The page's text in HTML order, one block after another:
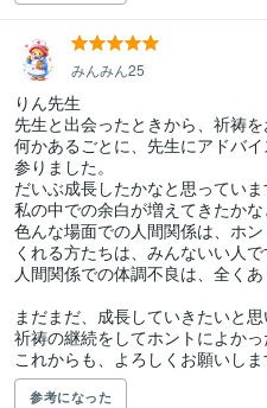
みんみん25
りん先生
先生と出会ったときから、祈祷を
何かあるごとに、先生にアドバ
参りました。
だいぶ成長したかなと思っていま
私の中での余白が増えてきたかな
色んな場面での人間関係は、ホ
くれる方たちは、みんないい人で
人間関係での体調不良は、全くあ
まだまだ、成長していきたいと思
祈祷の継続をしてホントによかっ
これからも、よろしくお願いしま
参考になった